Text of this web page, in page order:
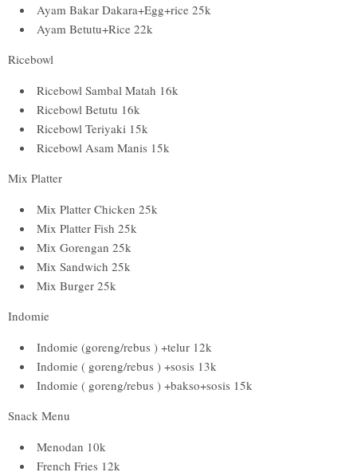
Ayam Bakar Dakara+Egg+rice 25k
Ayam Betutu+Rice 22k
Ricebowl
Ricebowl Sambal Matah 16k
Ricebowl Betutu 16k
Ricebowl Teriyaki 15k
Ricebowl Asam Manis 15k
Mix Platter
Mix Platter Chicken 25k
Mix Platter Fish 25k
Mix Gorengan 25k
Mix Sandwich 25k
Mix Burger 25k
Indomie
Indomie (goreng/rebus ) +telur 12k
Indomie ( goreng/rebus ) +sosis 13k
Indomie ( goreng/rebus ) +bakso+sosis 15k
Snack Menu
Menodan 10k
French Fries 12k